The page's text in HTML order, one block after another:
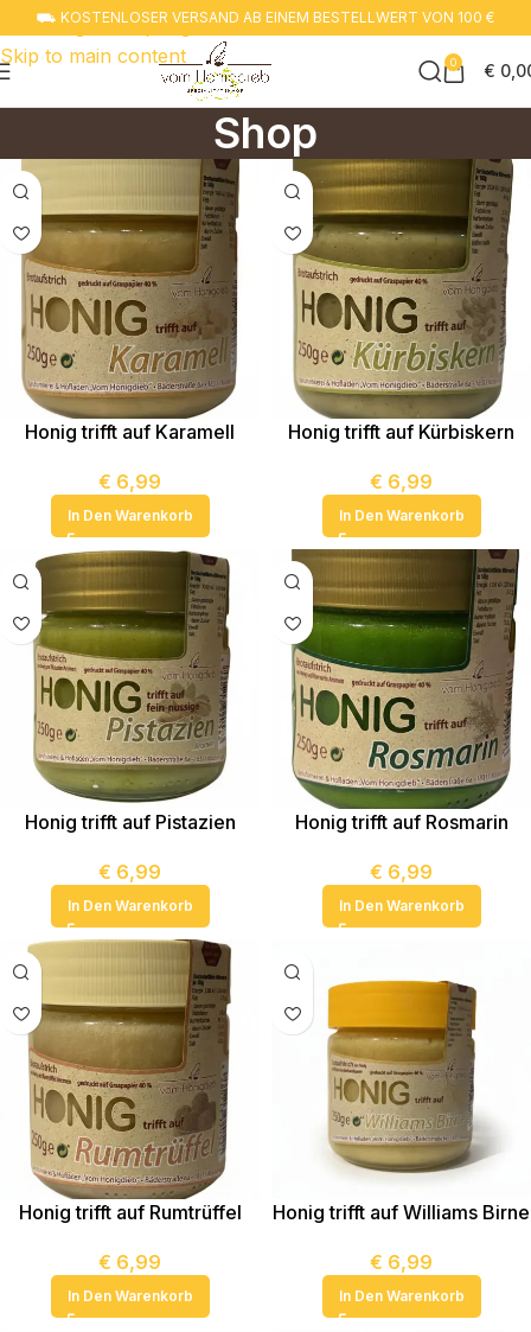
Zur navigation springen
Skip to main content
⛟ KOSTENLOSER VERSAND AB EINEM BESTELLWERT VON 100 €
0 €
Shop
Honig trifft auf Karamell
€ 6,99
In Den Warenkorb
Honig trifft auf Kürbiskern
€ 6,99
In Den Warenkorb
Honig trifft auf Pistazien
€ 6,99
In Den Warenkorb
Honig trifft auf Rosmarin
€ 6,99
In Den Warenkorb
Honig trifft auf Rumtrüffel
€ 6,99
In Den Warenkorb
Honig trifft auf Williams Birne
€ 6,99
In Den Warenkorb